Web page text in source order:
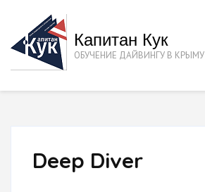
содержимому
(нажмите
Капитан Кук
ОБУЧЕНИЕ ДАЙВИНГУ В КРЫМУ
Deep Diver